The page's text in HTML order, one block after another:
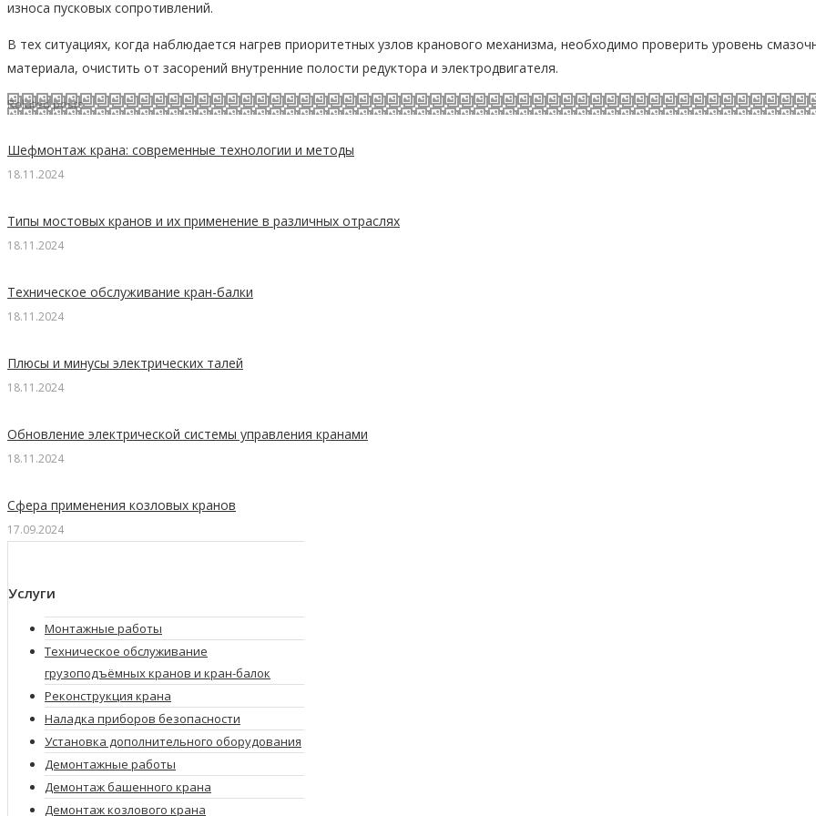
износа пусковых сопротивлений.
В тех ситуациях, когда наблюдается нагрев приоритетных узлов кранового механизма, необходимо проверить уровень
материала, очистить от засорений внутренние полости редуктора и электродвигателя.
Related posts
Шефмонтаж крана: современные технологии и методы
18.11.2024
Типы мостовых кранов и их применение в различных отраслях
18.11.2024
Техническое обслуживание кран-балки
18.11.2024
Плюсы и минусы электрических талей
18.11.2024
Обновление электрической системы управления кранами
18.11.2024
Сфера применения козловых кранов
17.09.2024
Услуги
Монтажные работы
Техническое обслуживание
грузоподъёмных кранов и кран-балок
Реконструкция крана
Наладка приборов безопасности
Установка дополнительного оборудования
Демонтажные работы
Демонтаж башенного крана
Демонтаж козлового крана